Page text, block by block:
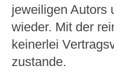
jeweiligen Autors
wieder. Mit der
keinerlei
zustande.